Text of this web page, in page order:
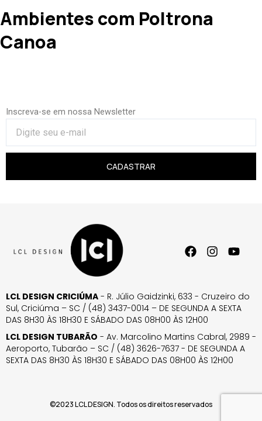
Ambientes com Poltrona
Canoa
Inscreva-se em nossa Newsletter
CADASTRAR
LCL DESIGN CRICIÚMA - R. Júlio Gaidzinki, 633 - Cruzeiro do
Sul, Criciúma – SC / (48) 3437-0014 – DE SEGUNDA A SEXTA
DAS 8H30 ÀS 18H30 E SÁBADO DAS 08H00 ÀS 12H00
LCL DESIGN TUBARÃO - Av. Marcolino Martins Cabral, 2989 -
Aeroporto, Tubarão – SC / (48) 3626-7637 - DE SEGUNDA A
SEXTA DAS 8H30 ÀS 18H30 E SÁBADO DAS 08H00 ÀS 12H00
©2023 LCL DESIGN. Todos os direitos reservados